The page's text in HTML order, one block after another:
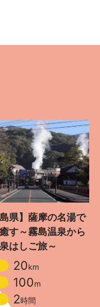
島県】薩摩の名湯で
す～霧島温泉から
はしご旅～
20km
100m
2時間